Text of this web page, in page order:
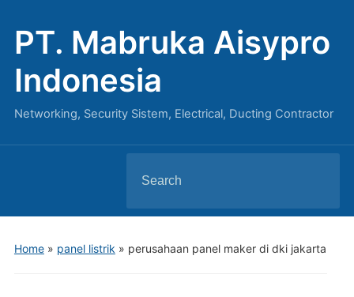
PT. Mabruka Aisypro
Indonesia
Networking, Security Sistem, Electrical, Ducting Contractor
for:
Home» panel listrik » perusahaan panel maker di dki jakarta